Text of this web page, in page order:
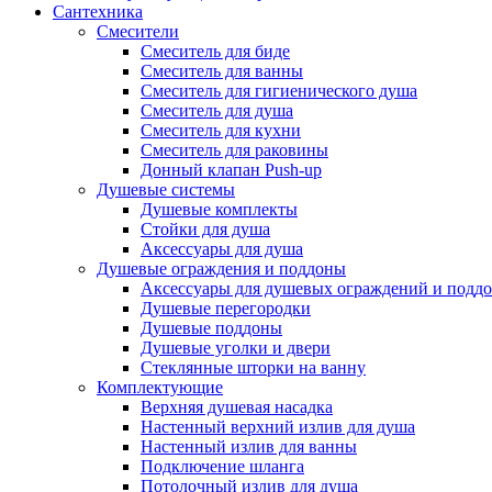
Сантехника
Смесители
Смеситель для биде
Смеситель для ванны
Смеситель для гигиенического душа
Смеситель для душа
Смеситель для кухни
Смеситель для раковины
Донный клапан Push-up
Душевые системы
Душевые комплекты
Стойки для душа
Аксессуары для душа
Душевые ограждения и поддоны
Аксессуары для душевых ограждений и
Душевые перегородки
Душевые поддоны
Душевые уголки и двери
Стеклянные шторки на ванну
Комплектующие
Верхняя душевая насадка
Настенный верхний излив для душа
Настенный излив для ванны
Подключение шланга
Потолочный излив для душа